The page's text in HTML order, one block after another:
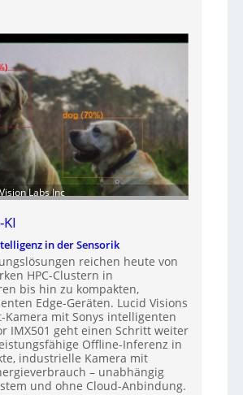
Labs Inc
in der Sensorik
reichen heute von
HPC-Clustern in
bis hin zu kompakten,
Edge-Geräten. Lucid Visions
Kamera mit Sonys intelligenten
IMX501 geht einen Schritt weiter
Offline-Inferenz in
industrielle Kamera mit
– unabhängig
und ohne Cloud-Anbindung.